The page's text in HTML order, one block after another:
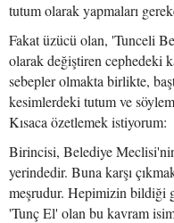
tutum olarak yapmaları
Fakat üzücü olan, 'Tunceli
olarak değiştiren cephedeki
sebepler olmakta birlikte,
kesimlerdeki tutum ve
Kısaca özetlemek istiyorum:
Birincisi, Belediye
yerindedir. Buna karşı
meşrudur. Hepimizin bildiği
'Tunç El' olan bu kavram